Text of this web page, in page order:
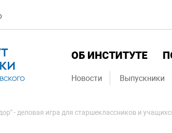
ОБ ИНСТИТУТЕ
Новости Выпускники
- деловая игра для старшеклассников и